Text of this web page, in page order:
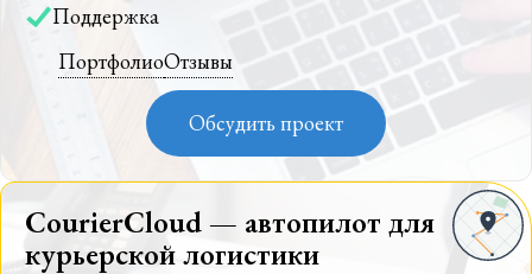
Поддержка
ПортфолиоОтзывы
Обсудить проект
CourierCloud — автопилот для
курьерской логистики